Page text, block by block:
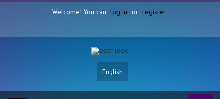
Welcome! You can log in or register
English